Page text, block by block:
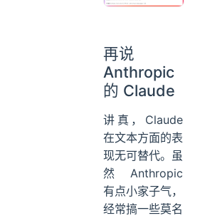
再说
Anthropic
的 Claude
讲真，Claude
在文本方面的表
现无可替代。虽
然 Anthropic
有点小家子气，
经常搞一些莫名